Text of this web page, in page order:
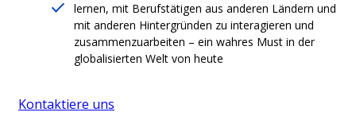
lernen, mit Berufstätigen aus anderen Ländern und
mit anderen Hintergründen zu interagieren und
zusammenzuarbeiten – ein wahres Must in der
globalisierten Welt von heute
Kontaktiere uns